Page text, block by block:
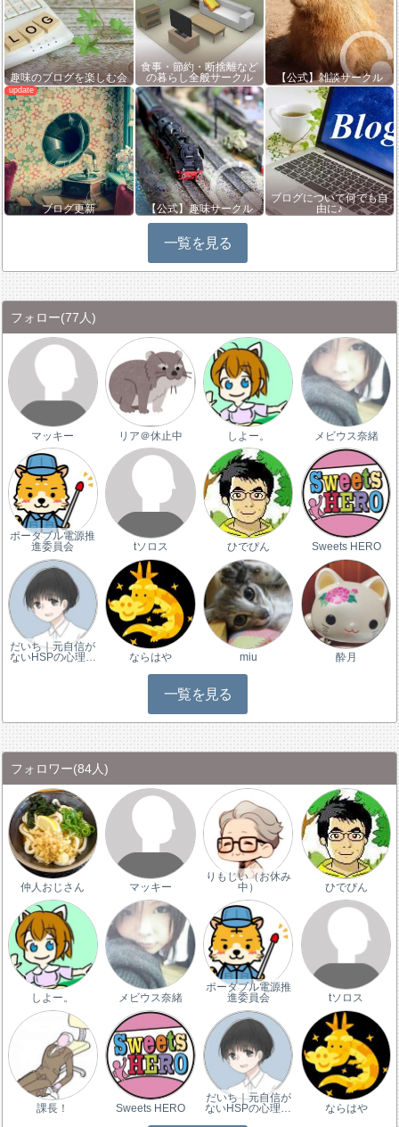
趣味のブログを楽しむ会
食事・節約・断捨離など
の暮らし全般サークル
【公式】雑談サークル
ブログ更新 【公式】趣味サークル
ブログについて何でも自
由に♪
一覧を見る
フォロー(77人)
マッキー リア＠休止中 しよー。 メビウス奈緒
ポータブル電源推
進委員会
tソロス ひでぴん Sweets HERO
だいち｜元自信が
ないHSPの心理…
ならはや miu 酔月
一覧を見る
フォロワー(84人)
仲人おじさん マッキー
りもじい（お休み
中）
ひでぴん
しよー。 メビウス奈緒
ポータブル電源推
進委員会
tソロス
課長！ Sweets HERO
だいち｜元自信が
ないHSPの心理…
ならはや